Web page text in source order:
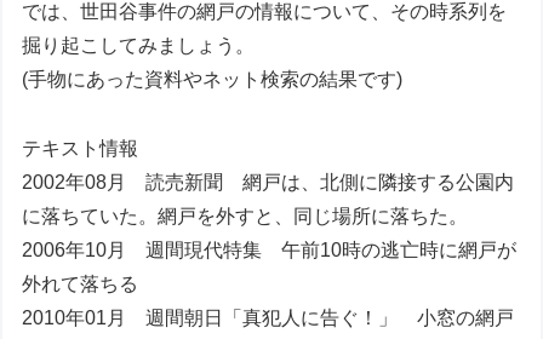
では、世田谷事件の網戸の情報について、その時系列を
掘り起こしてみましょう。
(手物にあった資料やネット検索の結果です)
テキスト情報
2002年08月 読売新聞 網戸は、北側に隣接する公園内
に落ちていた。網戸を外すと、同じ場所に落ちた。
2006年10月 週間現代特集 午前10時の逃亡時に網戸が
外れて落ちる
2010年01月 週間朝日「真犯人に告ぐ！」 小窓の網戸